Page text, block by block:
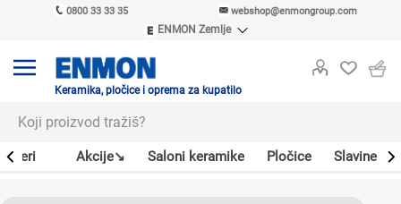
0800 33 33 35 webshop@enmongroup.com
ENMON Zemlje
ENMON MKD
Keramika, pločice i oprema za kupatilo
Akcije↘ Saloni keramike Pločice Slavine